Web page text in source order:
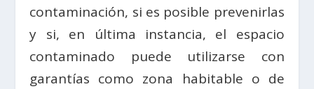
contaminación, si es posible prevenirlas
y si, en última instancia, el espacio
contaminado puede utilizarse con
garantías como zona habitable o de